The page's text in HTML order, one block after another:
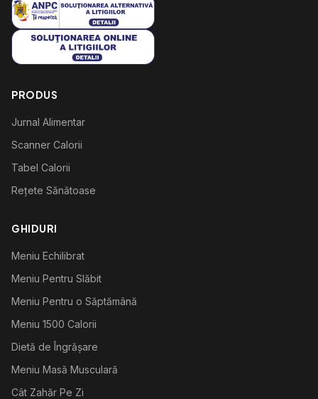
PRODUS
Jurnal Alimentar
Scanner Calorii
Tabel Calorii
Rețete Sănătoase
GHIDURI
Meniu Echilibrat
Meniu Pentru Slăbit
Meniu Pentru o Săptămână
Meniu 1500 Calorii
Dietă de Îngrășare
Meniu Masă Musculară
Cât Zahăr Pe Zi